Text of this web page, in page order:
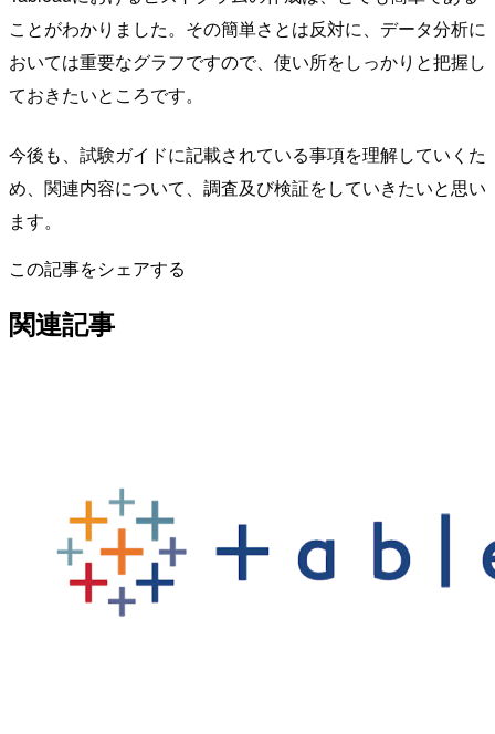
ことがわかりました。その簡単さとは反対に、データ分析に
おいては重要なグラフですので、使い所をしっかりと把握し
ておきたいところです。
今後も、試験ガイドに記載されている事項を理解していくた
め、関連内容について、調査及び検証をしていきたいと思い
ます。
この記事をシェアする
関連記事